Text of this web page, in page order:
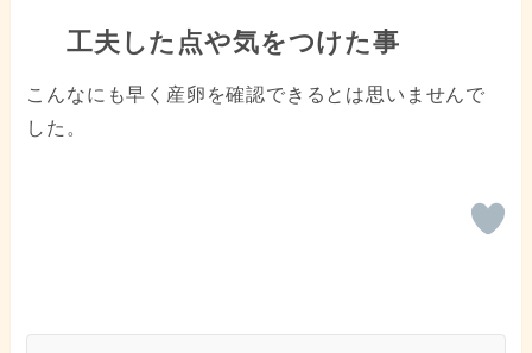
工夫した点や気をつけた事
こんなにも早く産卵を確認できるとは思いませんで
した。